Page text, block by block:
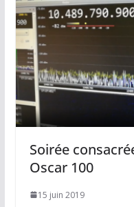
Soirée
Oscar 100
15 juin 2019